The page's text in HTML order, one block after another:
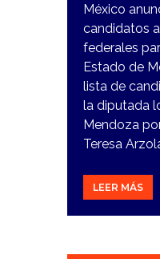
México
candidatos
federales
Estado de
lista de
la diputada
Mendoza
Teresa
LEER MÁS
15